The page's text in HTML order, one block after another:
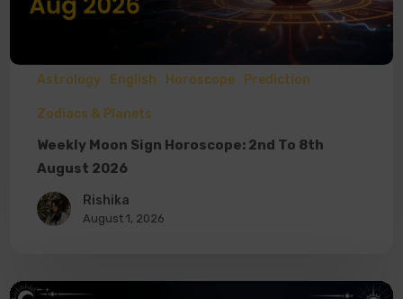
Astrology English Horoscope Prediction
Zodiacs & Planets
Weekly Moon Sign Horoscope: 2nd To 8th
August 2026
Rishika
August 1, 2026